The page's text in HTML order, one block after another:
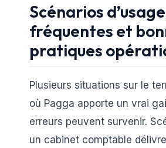
Scénarios
fréquentes et
pratiques
Plusieurs situations sur le
où Pagga apporte un vrai
erreurs peuvent survenir.
un cabinet comptable